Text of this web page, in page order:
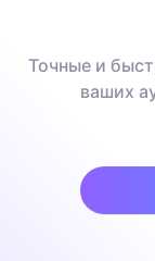
Точные и
ваших